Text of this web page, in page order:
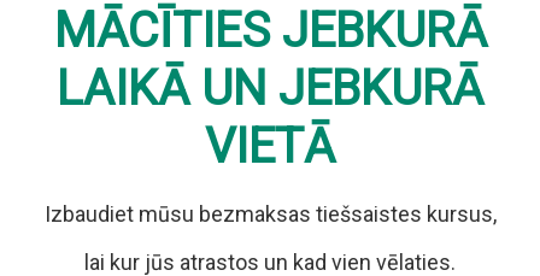
MĀCĪTIES JEBKURĀ
LAIKĀ UN JEBKURĀ
VIETĀ
Izbaudiet mūsu bezmaksas tiešsaistes kursus,
lai kur jūs atrastos un kad vien vēlaties.